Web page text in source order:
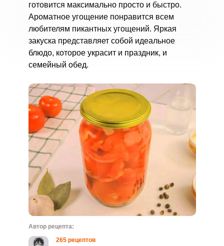
готовится максимально просто и быстро.
Ароматное угощение понравится всем
любителям пикантных угощений. Яркая
закуска представляет собой идеальное
блюдо, которое украсит и праздник, и
семейный обед.
Автор рецепта:
265 рецептов